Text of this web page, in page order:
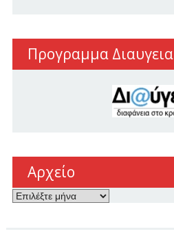
Προγραμμα Διαυγεια
Αρχείο
Αρχείο